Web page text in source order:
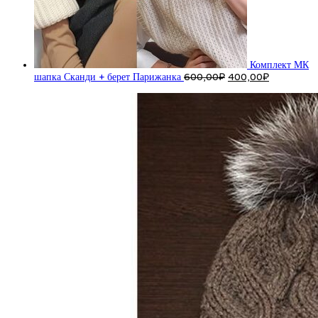
Комплект МК
шапка Сканди + берет Парижанка 600,00₽ Первоначальная
составляла
600,00₽.
400,00₽Текущая
400,00₽.